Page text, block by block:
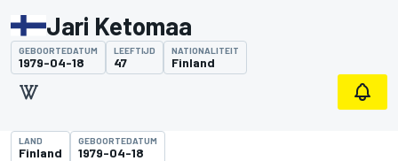
Jari Ketomaa
GEBOORTEDATUM
1979-04-18
LEEFTIJD
47
NATIONALITEIT
Finland
LAND
Finland
GEBOORTEDATUM
1979-04-18